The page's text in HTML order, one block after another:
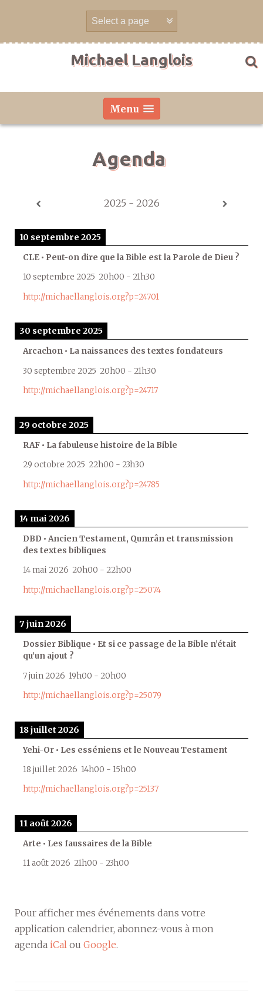
Michael Langlois
Menu
Agenda
2025 - 2026
10 septembre 2025
CLE • Peut-on dire que la Bible est la Parole de Dieu ?
10 septembre 2025 20h00 - 21h30
http://michaellanglois.org?p=24701
30 septembre 2025
Arcachon • La naissances des textes fondateurs
30 septembre 2025 20h00 - 21h30
http://michaellanglois.org?p=24717
29 octobre 2025
RAF • La fabuleuse histoire de la Bible
29 octobre 2025 22h00 - 23h30
http://michaellanglois.org?p=24785
14 mai 2026
DBD • Ancien Testament, Qumrân et transmission
des textes bibliques
14 mai 2026 20h00 - 22h00
http://michaellanglois.org?p=25074
7 juin 2026
Dossier Biblique • Et si ce passage de la Bible n’était
qu’un ajout ?
7 juin 2026 19h00 - 20h00
http://michaellanglois.org?p=25079
18 juillet 2026
Yehi-Or • Les esséniens et le Nouveau Testament
18 juillet 2026 14h00 - 15h00
http://michaellanglois.org?p=25137
11 août 2026
Arte • Les faussaires de la Bible
11 août 2026 21h00 - 23h00
Pour afficher mes événements dans votre
application calendrier, abonnez-vous à mon
agenda iCal ou Google.